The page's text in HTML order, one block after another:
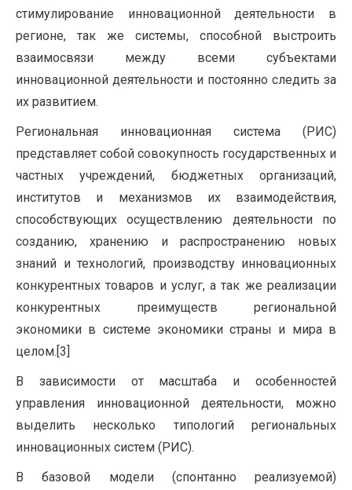
стимулирование инновационной деятельности в
регионе, так же системы, способной выстроить
взаимосвязи между всеми субъектами
инновационной деятельности и постоянно следить за
их развитием.
Региональная инновационная система (РИС)
представляет собой совокупность государственных и
частных учреждений, бюджетных организаций,
институтов и механизмов их взаимодействия,
способствующих осуществлению деятельности по
созданию, хранению и распространению новых
знаний и технологий, производству инновационных
конкурентных товаров и услуг, а так же реализации
конкурентных преимуществ региональной
экономики в системе экономики страны и мира в
целом.[3]
В зависимости от масштаба и особенностей
управления инновационной деятельности, можно
выделить несколько типологий региональных
инновационных систем (РИС).
В базовой модели (спонтанно реализуемой)